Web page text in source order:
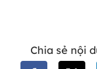
Chia sẻ nội